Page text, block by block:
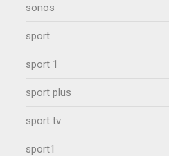
sonos
sport
sport 1
sport plus
sport tv
sport1